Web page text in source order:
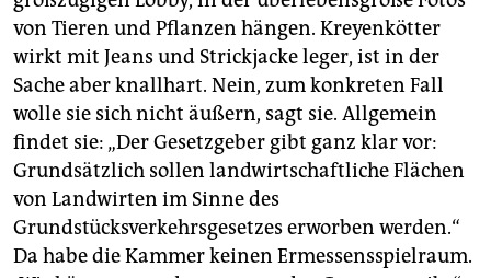
von Tieren und Pflanzen hängen. Kreyenkötter
wirkt mit Jeans und Strickjacke leger, ist in der
Sache aber knallhart. Nein, zum konkreten Fall
wolle sie sich nicht äußern, sagt sie. Allgemein
findet sie: „Der Gesetzgeber gibt ganz klar vor:
Grundsätzlich sollen landwirtschaftliche Flächen
von Landwirten im Sinne des
Grundstücksverkehrsgesetzes erworben werden.“
Da habe die Kammer keinen Ermessensspielraum.